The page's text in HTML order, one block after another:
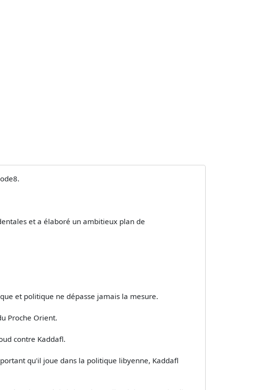
et a élaboré un ambitieux plan de
et politique ne dépasse jamais la mesure.
Proche­ Orient.
contre Kaddafl.
qu'il joue dans la politique libyenne, Kaddafl